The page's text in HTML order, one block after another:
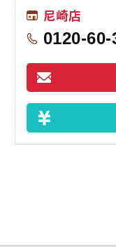
尼崎店
0120-60-